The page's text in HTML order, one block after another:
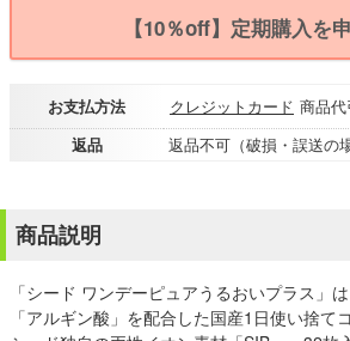
【10％off】定期購入を
お支払方法 クレジットカード 商品
返品
返品不可（破損・誤送の
商品説明
「シード ワンデーピュアうるおいプラス」
「アルギン酸」を配合した国産1日使い捨て